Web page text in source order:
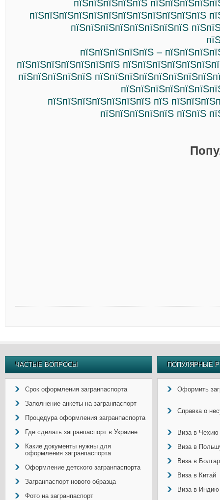
пїЅпїЅпїЅпїЅпїЅ
пїЅпїЅпїЅпїЅпїЅпїЅпїЅпїЅпїЅпїЅпїЅпїЅ
пїЅпїЅпїЅпїЅпїЅпїЅпїЅпїЅ
пїЅпїЅпїЅпїЅпїЅ –
пїЅпїЅпїЅпїЅпїЅпїЅпїЅ
пїЅпїЅпїЅпїЅпїЅ
пїЅпїЅпїЅпїЅпїЅпїЅпїЅ пїЅ
пїЅпїЅпїЅпїЅпїЅ пїЅпїЅ
ЧАСТЫЕ ВОПРОСЫ
Срок оформления загранпаспорта
Заполнение анкеты на загранпаспорт
Процедура оформления загранпаспорта
Где сделать загранпаспорт в Украине
Какие документы нужны для
оформления загранпаспорта
Оформление детского загранпаспорта
Загранпаспорт нового образца
Фото на загранпаспорт
ПОПУЛЯРНЫЕ
Оформить
Справка о
Виза в Чехию
Виза в
Виза в
Виза в Китай
Виза в Индию